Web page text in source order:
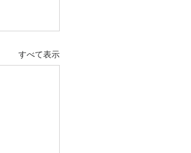
すべて表示